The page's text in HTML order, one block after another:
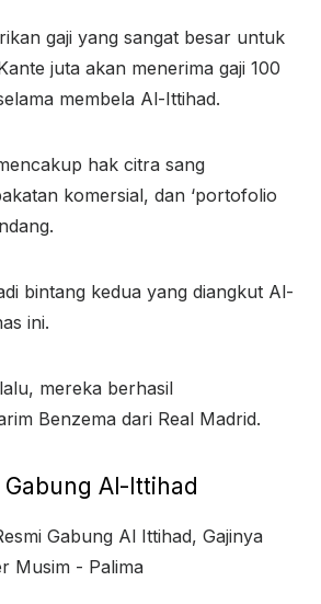
gaji yang sangat besar untuk
juta akan menerima gaji 100
membela Al-Ittihad.
hak citra sang
komersial, dan ‘portofolio
bintang kedua yang diangkut Al-
ini.
mereka berhasil
Benzema dari Real Madrid.
Gabung Al-Ittihad